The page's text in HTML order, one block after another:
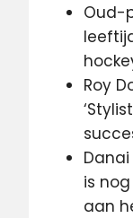
Oud-
Roy
is
aan